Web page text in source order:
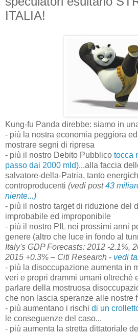
ITALIA!
Kung-fu Panda direbbe: siamo in
- più la nostra economia peggiora
mostrare segni di ripresa
- più il nostro Debito Pubblico tocca
passo dai 2000 mld)...alla faccia
salvatore-della-Patria, tanto
controproducenti (vedi post43
niente...)
- più il nostro target di riduzione del
improbabile ed improponibile
- più il nostro PIL nei prossimi anni
genere (altro che luce in fondo al
Italy's GDP Forecasts: 2012 -2.1%,
2015 +0.3% – Citi Research - vedi
- più la disoccupazione aumenta in
veri e propri drammi umani oltrechè
parlare della mostruosa
che non lascia speranze alle nostre
- più aumentano i rischi di un
le conseguenze del caso...
- più aumenta la stretta dittatoriale